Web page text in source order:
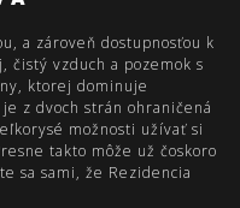
a zároveň dostupnosťou k
čistý vzduch a pozemok s
ktorej dominuje
z dvoch strán ohraničená
možnosti užívať si
takto môže už čoskoro
sa sami, že Rezidencia